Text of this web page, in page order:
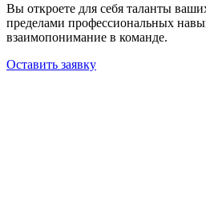
Вы откроете для себя таланты
пределами профессиональных
взаимопонимание в команде.
Оставить заявку